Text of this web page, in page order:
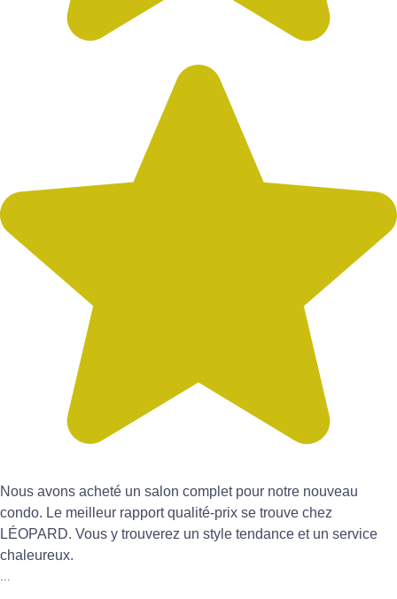
Nous avons acheté un salon complet pour notre nouveau
condo. Le meilleur rapport qualité-prix se trouve chez
LÉOPARD. Vous y trouverez un style tendance et un service
chaleureux.
...